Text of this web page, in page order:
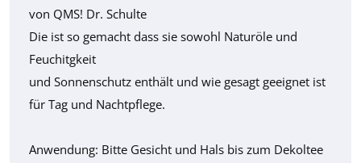
von QMS! Dr. Schulte
Die ist so gemacht dass sie sowohl Naturöle und
Feuchitgkeit
und Sonnenschutz enthält und wie gesagt geeignet ist
für Tag und Nachtpflege.
Anwendung: Bitte Gesicht und Hals bis zum Dekoltee